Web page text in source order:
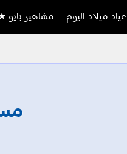
اعياد ميلاد اليوم مشاهير بايو